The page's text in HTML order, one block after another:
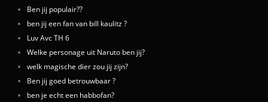
Ben jij populair??
ben jij een fan van bill kaulitz ?
Luv Avc TH 6
Welke personage uit Naruto ben jij?
welk magische dier zou jij zijn?
Ben jij goed betrouwbaar ?
ben je echt een habbofan?